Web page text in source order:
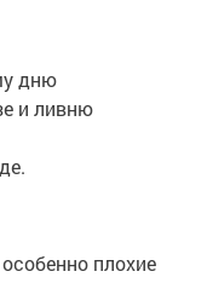
дню
и ливню
плохие